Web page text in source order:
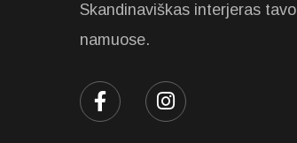
Skandinaviškas interjeras tavo
namuose.